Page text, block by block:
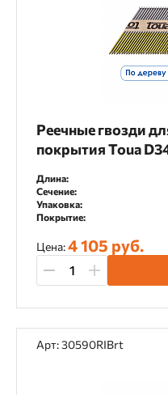
Реечные гвозди
покрытия Toua
Длина:
Сечение:
Упаковка:
Покрытие:
Цена:4 105 руб.
Арт: 30590RIBrt